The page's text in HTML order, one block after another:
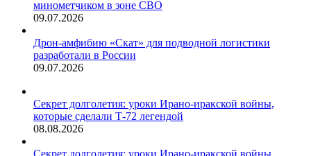
минометчиком в зоне СВО
09.07.2026
Дрон-амфибию «Скат» для подводной логистики
разработали в России
09.07.2026
Секрет долголетия: уроки Ирано-иракской войны,
которые сделали Т-72 легендой
08.08.2026